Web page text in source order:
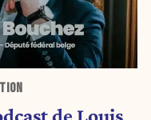
de Louis